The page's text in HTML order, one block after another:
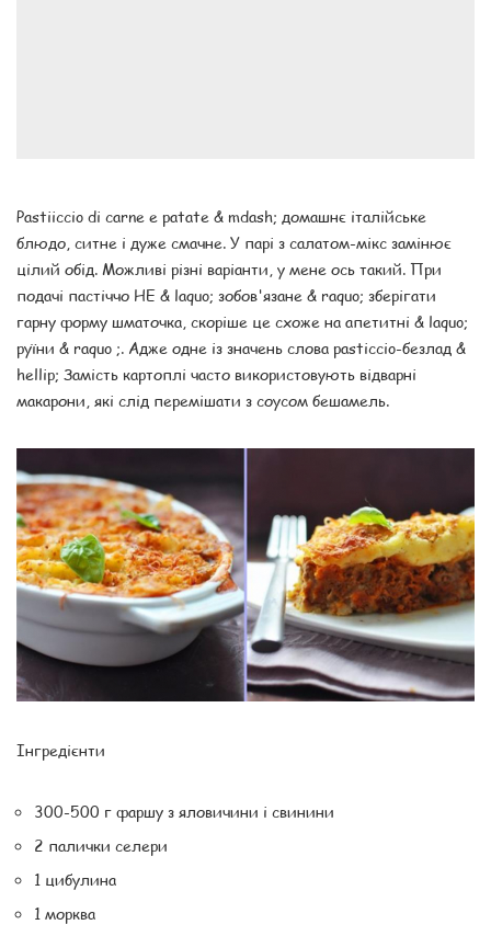
Pastiiccio di carne e patate & mdash; домашнє італійське
блюдо, ситне і дуже смачне. У парі з салатом-мікс замінює
цілий обід. Можливі різні варіанти, у мене ось такий. При
подачі пастіччо НЕ & laquo; зобов'язане & raquo; зберігати
гарну форму шматочка, скоріше це схоже на апетитні & laquo;
руїни & raquo ;. Адже одне із значень слова pasticcio-безлад &
hellip; Замість картоплі часто використовують відварні
макарони, які слід перемішати з соусом бешамель.
Інгредієнти
300-500 г фаршу з яловичини і свинини
2 палички селери
1 цибулина
1 морква